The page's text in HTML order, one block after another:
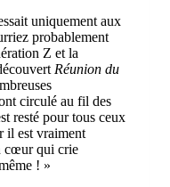
uniquement aux
probablement
Z et la
Réunion du
​​​​circulé au fil des
resté pour tous ceux
il est vraiment
cœur qui crie
! »